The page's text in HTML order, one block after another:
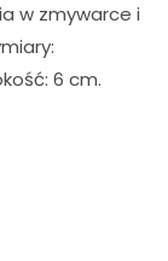
w zmywarce i
6 cm.